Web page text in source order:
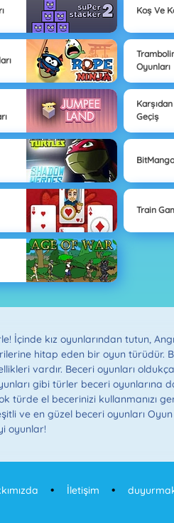
Koş Ve
Oyunları
Geçiş
BitMango
Train
İçinde kız oyunlarından tutun,
hitap eden bir oyun türüdür.
vardır. Beceri oyunları
gibi türler beceri oyunlarına
türde el becerinizi kullanmanızı
ve en güzel beceri oyunları
oyunlar!
İletişim